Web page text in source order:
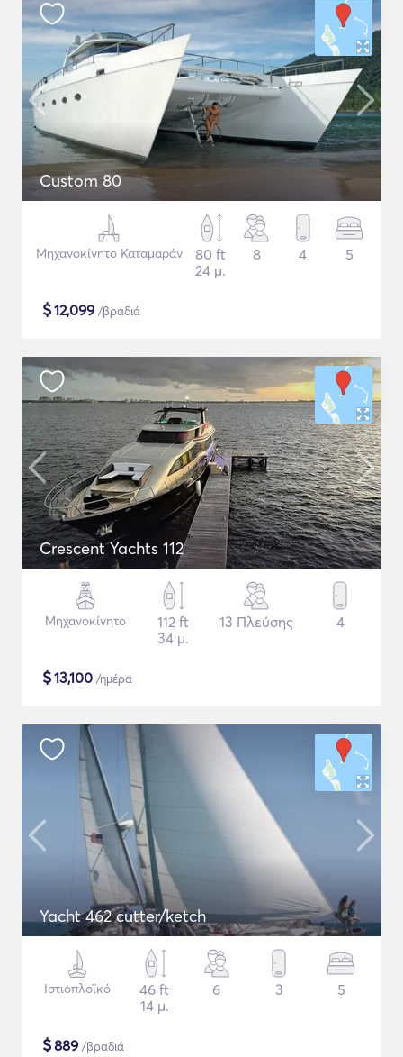
Custom 80
Μηχανοκίνητο Καταμαράν
80 ft
24 μ.
8 4 5
$12,099 /βραδιά
Crescent Yachts 112
Μηχανοκίνητο
112 ft
34 μ.
13 Πλεύσης 4
$13,100 /ημέρα
Yacht 462 cutter/ketch
Ιστιοπλοϊκό
46 ft
14 μ.
6 3 5
$889 /βραδιά